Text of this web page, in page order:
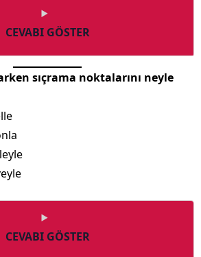
CEVABI GÖSTER
sıçrama noktalarını neyle
CEVABI GÖSTER